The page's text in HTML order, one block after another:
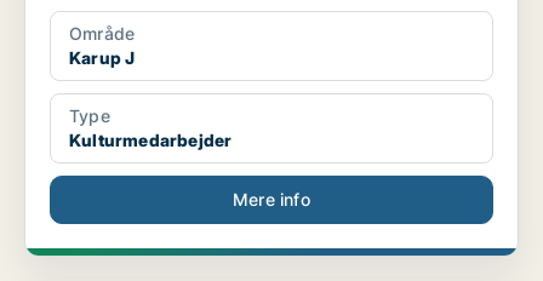
Område
Karup J
Type
Kulturmedarbejder
Mere info